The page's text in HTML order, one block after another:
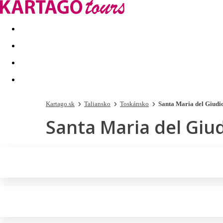
Last minute Dovolenkové kluby
Kartago.sk Taliansko Toskánsko Santa Maria del
Santa Maria del